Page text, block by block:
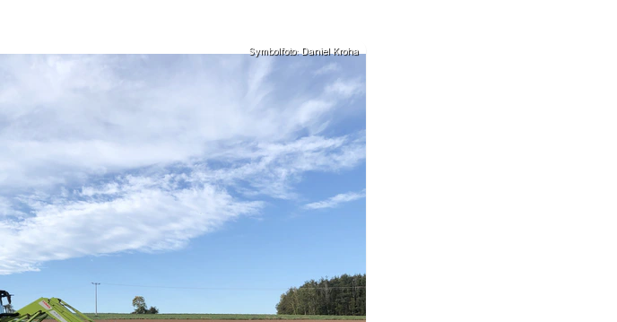
Symbolfoto: Daniel Kroha